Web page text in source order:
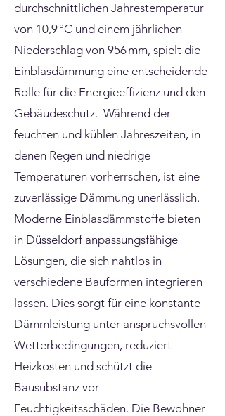
durchschnittlichen Jahrestemperatur
von 10,9 °C und einem jährlichen
Niederschlag von 956 mm, spielt die
Einblasdämmung eine entscheidende
Rolle für die Energieeffizienz und den
Gebäudeschutz. Während der
feuchten und kühlen Jahreszeiten, in
denen Regen und niedrige
Temperaturen vorherrschen, ist eine
zuverlässige Dämmung unerlässlich.
Moderne Einblasdämmstoffe bieten
in Düsseldorf anpassungsfähige
Lösungen, die sich nahtlos in
verschiedene Bauformen integrieren
lassen. Dies sorgt für eine konstante
Dämmleistung unter anspruchsvollen
Wetterbedingungen, reduziert
Heizkosten und schützt die
Bausubstanz vor
Feuchtigkeitsschäden. Die Bewohner